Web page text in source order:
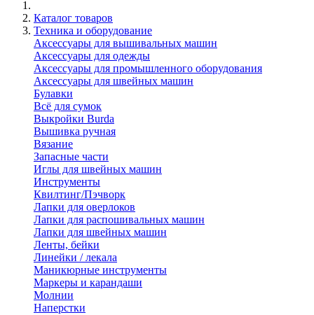
Каталог товаров
Техника и оборудование
Аксессуары для вышивальных машин
Аксессуары для одежды
Аксессуары для промышленного оборудования
Аксессуары для швейных машин
Булавки
Всё для сумок
Выкройки Burda
Вышивка ручная
Вязание
Запасные части
Иглы для швейных машин
Инструменты
Квилтинг/Пэчворк
Лапки для оверлоков
Лапки для распошивальных машин
Лапки для швейных машин
Ленты, бейки
Линейки / лекала
Маникюрные инструменты
Маркеры и карандаши
Молнии
Наперстки